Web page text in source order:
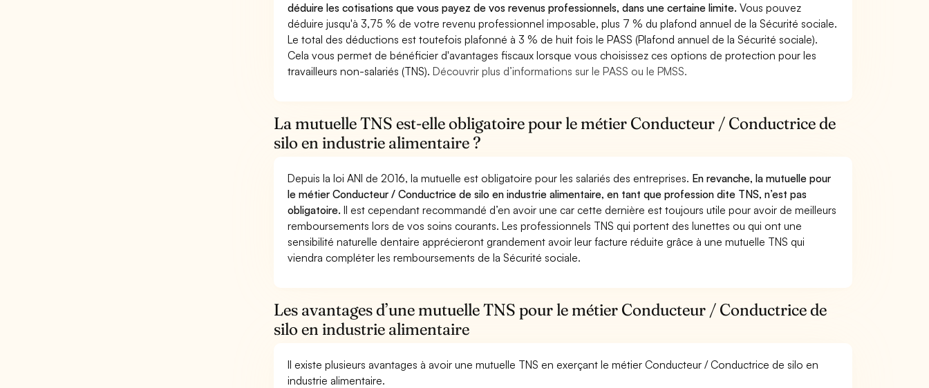
déduire les cotisations que vous payez de vos revenus professionnels, dans une certaine limite.Vous pouvez
déduire jusqu'à 3,75 % de votre revenu professionnel imposable, plus 7 % du plafond annuel de la Sécurité sociale.
Le total des déductions est toutefois plafonné à 3 % de huit fois le PASS (Plafond annuel de la Sécurité sociale).
Cela vous permet de bénéficier d'avantages fiscaux lorsque vous choisissez ces options de protection pour les
travailleurs non-salariés (TNS).Découvrir plus d’informations sur le PASS ou le PMSS.
La mutuelle TNS est-elle obligatoire pour le métier Conducteur / Conductrice de
silo en industrie alimentaire ?
Depuis la loi ANI de 2016, la mutuelle est obligatoire pour les salariés des entreprises. En revanche, la mutuelle pour
le métier Conducteur / Conductrice de silo en industrie alimentaire, en tant que profession dite TNS, n’est pas
obligatoire.Il est cependant recommandé d’en avoir une car cette dernière est toujours utile pour avoir de meilleurs
remboursements lors de vos soins courants. Les professionnels TNS qui portent des lunettes ou qui ont une
sensibilité naturelle dentaire apprécieront grandement avoir leur facture réduite grâce à une mutuelle TNS qui
viendra compléter les remboursements de la Sécurité sociale.
Les avantages d’une mutuelle TNS pour le métier Conducteur / Conductrice de
silo en industrie alimentaire
Il existe plusieurs avantages à avoir une mutuelle TNS en exerçant le métier Conducteur / Conductrice de silo en
industrie alimentaire.